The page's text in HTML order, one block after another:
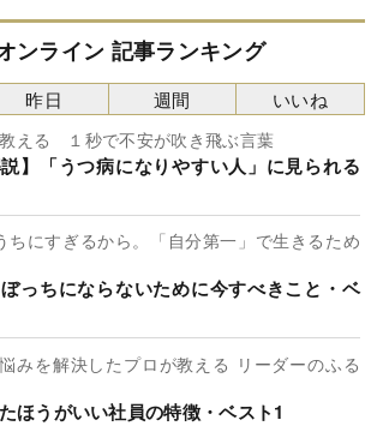
ンライン 記事ランキング
える １秒で不安が吹き飛ぶ言葉
説】「うつ病になりやすい人」に見られる
ちにすぎるから。「自分第一」で生きるため
ぼっちにならないために今すべきこと・ベ
みを解決したプロが教える リーダーのふる
ほうがいい社員の特徴・ベスト1
昨日 週間 いいね